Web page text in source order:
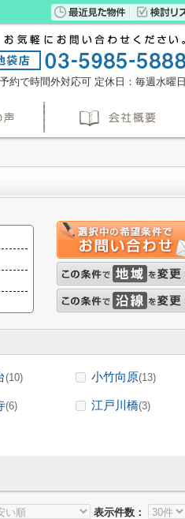
約で時間外対応可 定休日：毎週水曜日
(10) 小竹向原(13)
(6) 江戸川橋(3)
表示件数：